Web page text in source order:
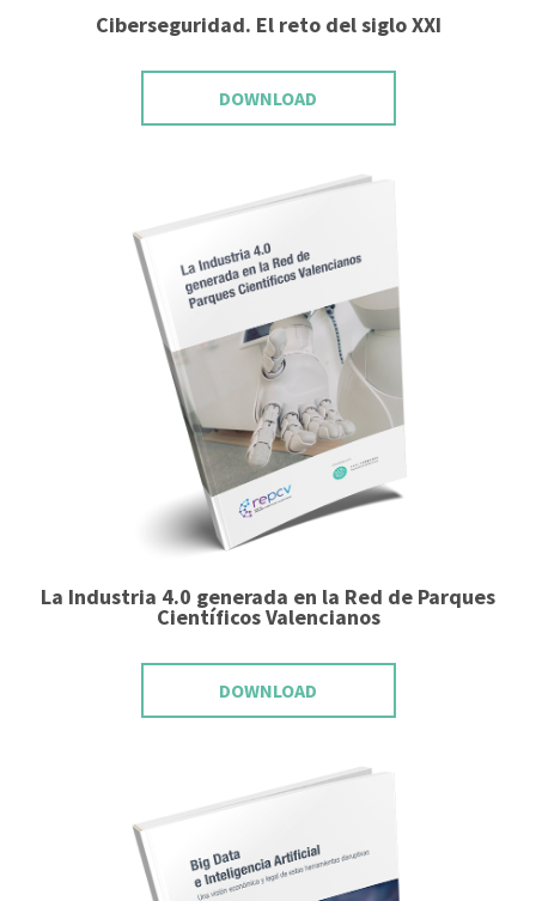
Ciberseguridad. El reto del siglo XXI
DOWNLOAD
La Industria 4.0 generada en la Red de Parques
Científicos Valencianos
DOWNLOAD